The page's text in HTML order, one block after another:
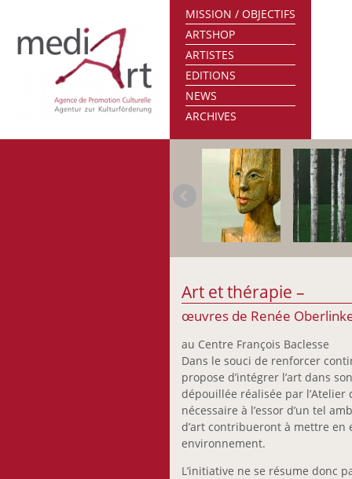
MISSION / OBJECTIFS
ARTSHOP
ARTISTES
EDITIONS
NEWS
ARCHIVES
Art et thérapie –
œuvres de Renée
au Centre François Baclesse
Dans le souci de renforcer
propose d’intégrer l’art dans
dépouillée réalisée par
nécessaire à l’essor d’un tel
d’art contribueront à mettre
environnement.
L’initiative ne se résume donc